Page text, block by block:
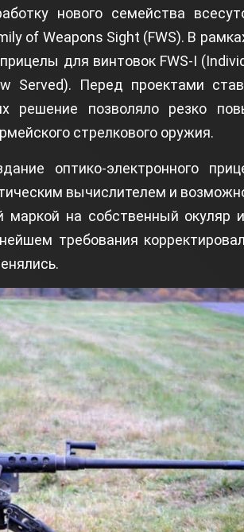
нового семейства
of Weapons Sight (FWS). В
для винтовок FWS-I
Served). Перед проектами
решение позволяло резко
стрелкового оружия.
оптико-электронного
вычислителем и
маркой на собственный окуляр
требования